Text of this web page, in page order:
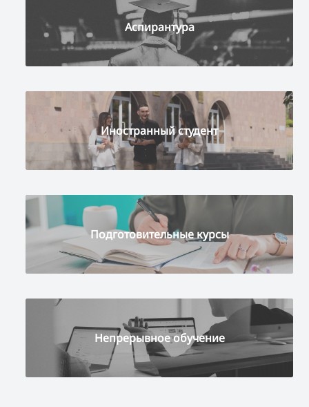
Аспирантура
Иностранный студент
Подготовительные курсы
Непрерывное обучение